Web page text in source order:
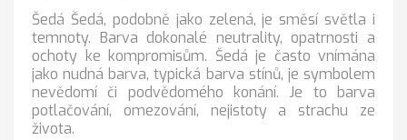
Šedá Šedá, podobně jako zelená, je směsí světla i
temnoty. Barva dokonalé neutrality, opatrnosti a
ochoty ke kompromisům. Šedá je často vnímána
jako nudná barva, typická barva stínů, je symbolem
nevědomí či podvědomého konání. Je to barva
potlačování, omezování, nejistoty a strachu ze
života.